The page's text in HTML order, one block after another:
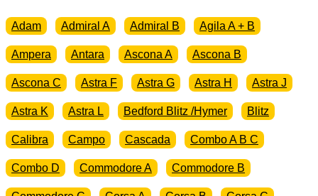
Menge
Adam Admiral A Admiral B Agila A + B
Ampera Antara Ascona A Ascona B
Ascona C Astra F Astra G Astra H Astra J
Astra K Astra L Bedford Blitz /Hymer Blitz
Calibra Campo Cascada Combo A B C
Combo D Commodore A Commodore B